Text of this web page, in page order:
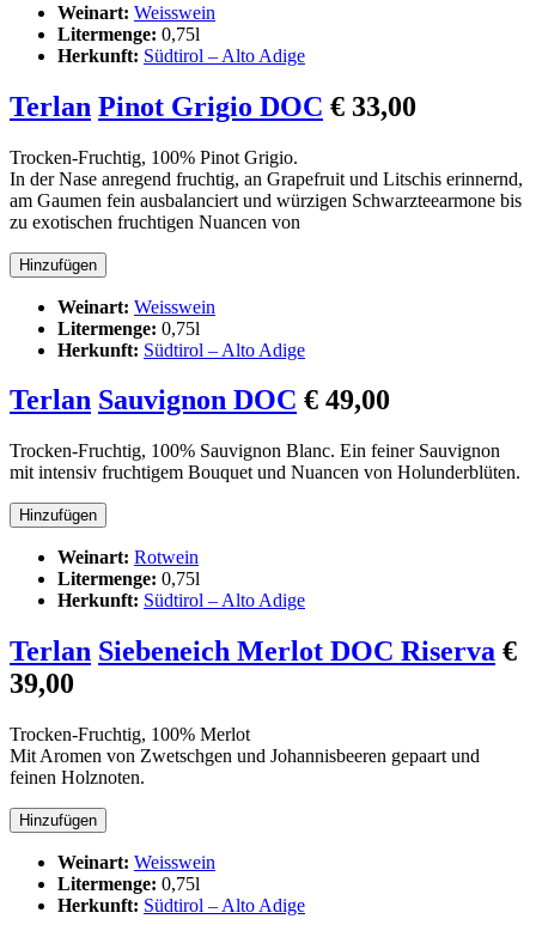
Weinart: Weisswein
Litermenge: 0,75l
Herkunft: Südtirol – Alto Adige
Terlan Pinot Grigio DOC € 33,00
Trocken-Fruchtig, 100% Pinot Grigio.
In der Nase anregend fruchtig, an Grapefruit und Litschis erinnernd,
am Gaumen fein ausbalanciert und würzigen Schwarzteearmone bis
zu exotischen fruchtigen Nuancen von
Weinart: Weisswein
Litermenge: 0,75l
Herkunft: Südtirol – Alto Adige
Terlan Sauvignon DOC € 49,00
Trocken-Fruchtig, 100% Sauvignon Blanc. Ein feiner Sauvignon
mit intensiv fruchtigem Bouquet und Nuancen von Holunderblüten.
Weinart: Rotwein
Litermenge: 0,75l
Herkunft: Südtirol – Alto Adige
Terlan Siebeneich Merlot DOC Riserva €
39,00
Trocken-Fruchtig, 100% Merlot
Mit Aromen von Zwetschgen und Johannisbeeren gepaart und
feinen Holznoten.
Weinart: Weisswein
Litermenge: 0,75l
Herkunft: Südtirol – Alto Adige